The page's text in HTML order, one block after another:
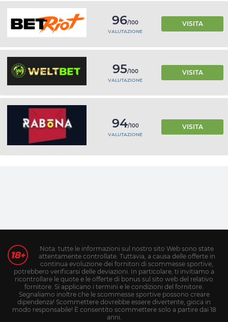
96/100
VALUTAZIONE
VISITA
95/100
VALUTAZIONE
VISITA
94/100
VALUTAZIONE
VISITA
Nota: tutte le informazioni sul nostro sito Web sono state
attentamente controllate. Tuttavia, a causa delle offerte in
continua evoluzione dei fornitori di scommesse sportive,
potrebbero verificarsi delle deviazioni. In particolare, ti invitiamo a
ricontrollare le quote e le offerte di bonus sul sito web del relativo
fornitore. Si applicano i termini e le condizioni del fornitore.
Segnaliamo inoltre che le scommesse sportive possono creare
dipendenza! Scommettere dovrebbe essere divertente, gioca in
modo responsabile! È consentito scommettere solo a partire dai 18
anni.